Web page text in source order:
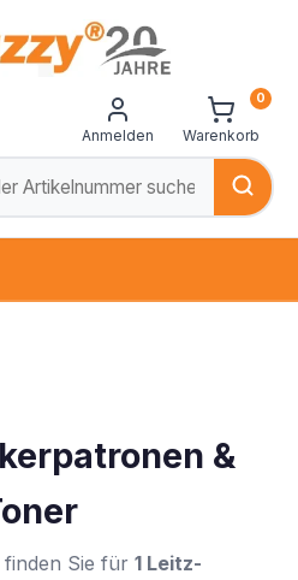
Anmelden Warenkorb
0
&
Sie für 1 Leitz-